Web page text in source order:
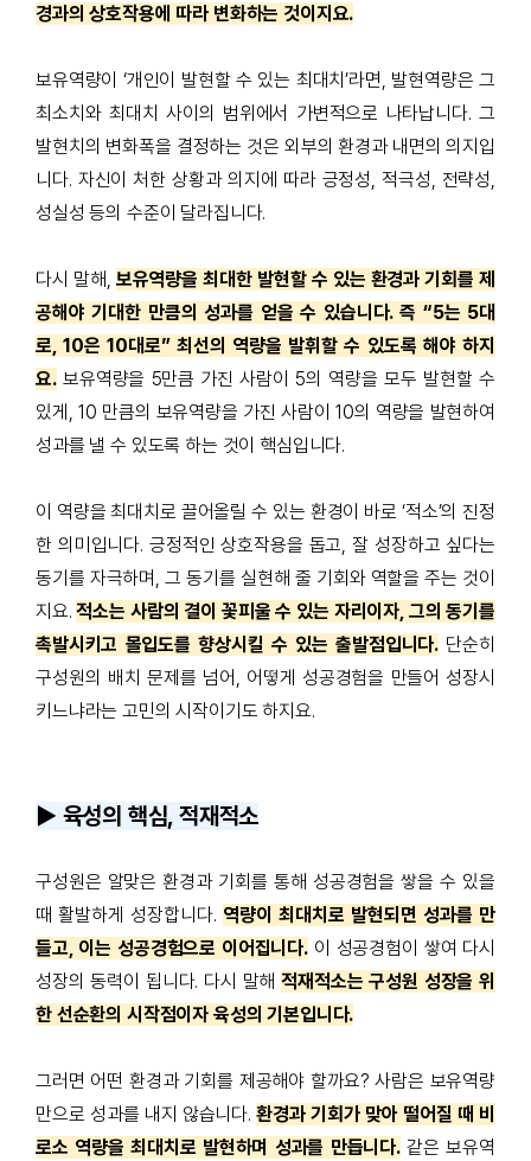
경과의 상호작용에 따라 변화하는 것이지요.
보유역량이 ‘개인이 발현할 수 있는 최대치’라면, 발현역량은 그
최소치와 최대치 사이의 범위에서 가변적으로 나타납니다.그
발현치의 변화폭을 결정하는 것은 외부의 환경과 내면의 의지입
니다. 자신이 처한 상황과 의지에 따라 긍정성,적극성, 전략성,
성실성 등의 수준이 달라집니다.
다시 말해, 보유역량을 최대한 발현할 수 있는 환경과 기회를 제
공해야 기대한 만큼의 성과를 얻을 수 있습니다. 즉 “5는 5대
로, 10은 10대로” 최선의 역량을 발휘할 수 있도록 해야 하지
요. 보유역량을 5만큼 가진 사람이 5의 역량을 모두 발현할 수
있게, 10 만큼의 보유역량을 가진 사람이 10의 역량을 발현하여
성과를 낼 수 있도록 하는 것이 핵심입니다.
이 역량을 최대치로 끌어올릴 수 있는 환경이 바로‘적소’의 진정
한 의미입니다. 긍정적인 상호작용을 돕고,잘 성장하고 싶다는
동기를 자극하며,그 동기를 실현해 줄 기회와 역할을 주는 것이
지요.적소는 사람의 결이 꽃피울 수 있는 자리이자, 그의 동기를
촉발시키고 몰입도를 향상시킬 수 있는 출발점입니다. 단순히
구성원의 배치 문제를 넘어, 어떻게 성공경험을 만들어 성장시
키느냐라는 고민의 시작이기도 하지요.
▶️ 육성의 핵심, 적재적소
구성원은 알맞은 환경과 기회를 통해 성공경험을 쌓을 수 있을
때 활발하게 성장합니다. 역량이 최대치로 발현되면 성과를 만
들고, 이는 성공경험으로 이어집니다. 이 성공경험이 쌓여 다시
성장의 동력이 됩니다. 다시 말해적재적소는 구성원 성장을 위
한 선순환의 시작점이자 육성의 기본입니다.
그러면 어떤 환경과 기회를 제공해야 할까요?사람은 보유역량
만으로 성과를 내지 않습니다.환경과 기회가 맞아 떨어질 때 비
로소 역량을 최대치로 발현하며 성과를 만듭니다. 같은 보유역